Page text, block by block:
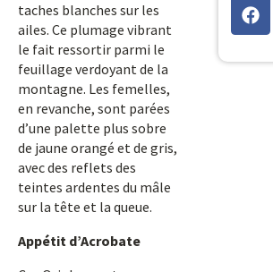
taches blanches sur les
ailes. Ce plumage vibrant
le fait ressortir parmi le
feuillage verdoyant de la
montagne. Les femelles,
en revanche, sont parées
d’une palette plus sobre
de jaune orangé et de gris,
avec des reflets des
teintes ardentes du mâle
sur la tête et la queue.
Appétit d’Acrobate